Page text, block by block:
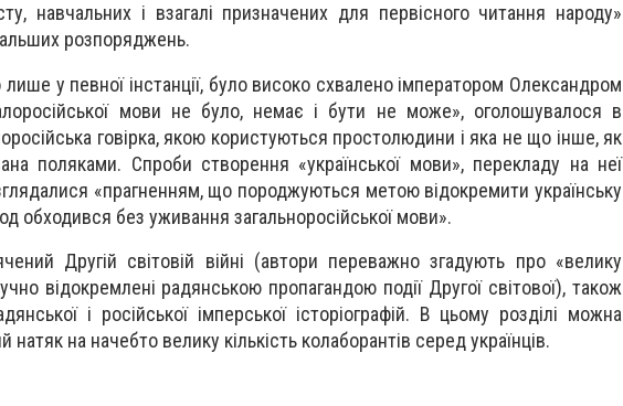
навчальних і взагалі призначених для первісного читання народу»
розпоряджень.
у певної інстанції, було високо схвалено імператором Олександром
мови не було, немає і бути не може», оголошувалося в
говірка, якою користуються простолюдини і яка не що інше, як
поляками. Спроби створення «української мови», перекладу на неї
«прагненням, що породжуються метою відокремити українську
обходився без уживання загальноросійської мови».
Другій світовій війні (автори переважно згадують про «велику
відокремлені радянською пропагандою події Другої світової), також
і російської імперської історіографій. В цьому розділі можна
на начебто велику кількість колаборантів серед українців.